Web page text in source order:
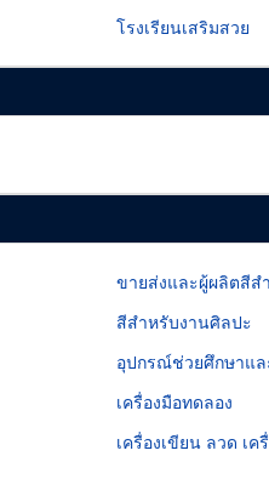
โรงเรียนเสริมสวย
ขายส่งและผู้ผลิตสีส
สีสำหรับงานศิลปะ
อุปกรณ์ช่วยศึกษาแล
เครื่องมือทดลอง
เครื่องเขียน ลวด เ